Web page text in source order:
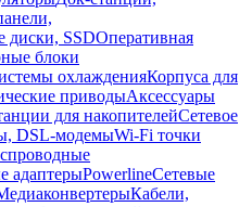
диски, SSDОперативная
блоки
охлажденияКорпуса для
приводыАксессуары
для накопителейСетевое
DSL-модемыWi-Fi точки
адаптерыPowerlineСетевые
Кабели,